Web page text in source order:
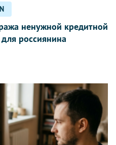
ненужной кредитной
россиянина